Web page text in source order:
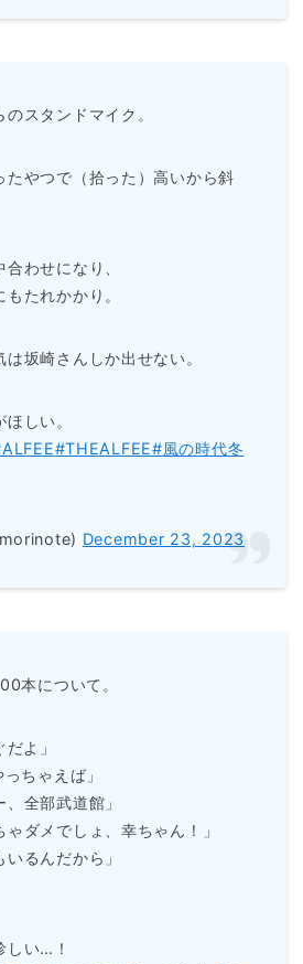
スタンドマイク。
たやつで（拾った）高いから斜
わせになり、
たれかかり。
坂崎さんしか出せない。
しい。
#THEALFEE#風の時代冬
December 23, 2023
本について。
よ」
ちゃえば」
全部武道館」
ダメでしょ、幸ちゃん！」
るんだから」
しい…！